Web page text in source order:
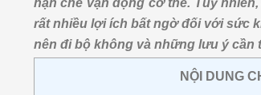
rất nhiều lợi ích bất ngờ đối với sức
nên đi bộ không và những lưu ý cần
NỘI DUNG